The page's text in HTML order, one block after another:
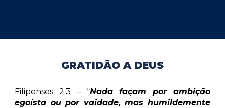
GRATIDÃO A DEUS
Filipenses 2.3 – “Nada façam por ambição
egoísta ou por vaidade, mas humildemente